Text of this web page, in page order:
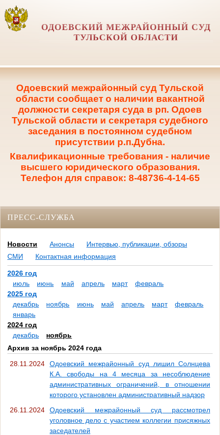
ОДОЕВСКИЙ МЕЖРАЙОННЫЙ СУД
ТУЛЬСКОЙ ОБЛАСТИ
Одоевский межрайонный суд Тульской
области сообщает о наличии вакантной
должности секретаря суда в рп. Одоев
Тульской области и секретаря судебного
заседания в постоянном судебном
присутствии р.п.Дубна.
Квалификационные требования - наличие
высшего юридического образования.
Телефон для справок: 8-48736-4-14-65
ПРЕСС-СЛУЖБА
Новости Анонсы
Интервью, публикации, обзоры
СМИ
Контактная информация
2026 год
июль
июнь май апрель март
февраль
2025 год
декабрь
ноябрь июнь май апрель март
февраль
январь
2024 год
декабрь
ноябрь
Архив за ноябрь 2024 года
28.11.2024
Одоевский межрайонный суд лишил Солнцева
К.А. свободы на 4 месяца за несоблюдение
административных ограничений, в отношении
которого установлен административный надзор
26.11.2024
Одоевский межрайонный суд рассмотрел
уголовное дело с участием коллегии присяжных
заседателей